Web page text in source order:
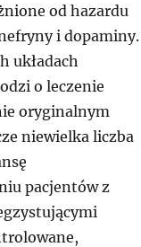
od hazardu
i dopaminy.
układach
o leczenie
oryginalnym
niewielka liczba
pacjentów z